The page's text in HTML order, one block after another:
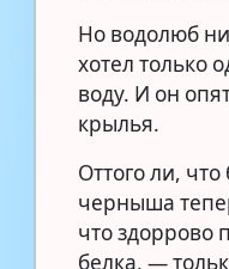
Но водолюб
хотел только
воду. И он
крылья.
Оттого ли,
черныша
что здоррово
белка, —